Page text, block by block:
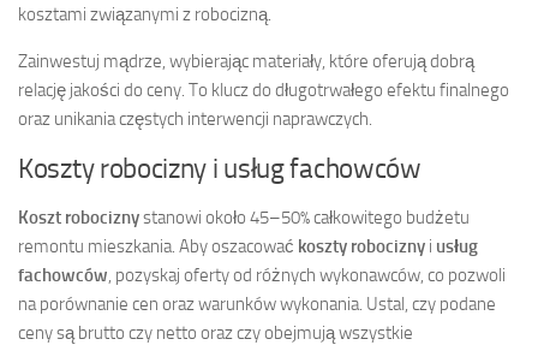
kosztami związanymi z robocizną.
Zainwestuj mądrze, wybierając materiały, które oferują dobrą
relację jakości do ceny. To klucz do długotrwałego efektu finalnego
oraz unikania częstych interwencji naprawczych.
Koszty robocizny i usług fachowców
Koszt robociznystanowi około 45–50% całkowitego budżetu
remontu mieszkania. Aby oszacować koszty robocizny i usług
fachowców , pozyskaj oferty od różnych wykonawców, co pozwoli
na porównanie cen oraz warunków wykonania. Ustal, czy podane
ceny są brutto czy netto oraz czy obejmują wszystkie